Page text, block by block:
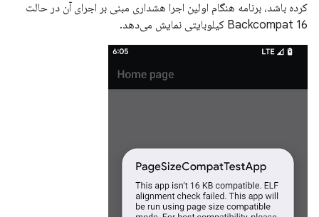
کرده باشد، برنامه هنگام اولین اجرا هشداری مبنی بر اجرای آن در حالت
Backcompat 16 کیلوبایتی نمایش می‌دهد.